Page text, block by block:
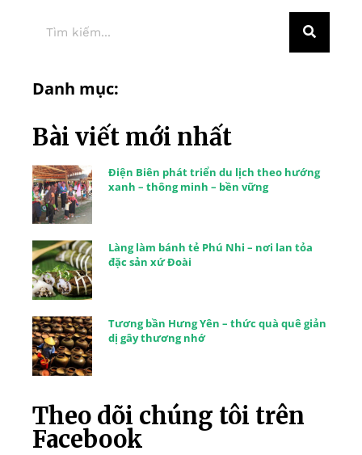
Danh mục:
Bài viết mới nhất
Điện Biên phát triển du lịch theo hướng
xanh – thông minh – bền vững
Làng làm bánh tẻ Phú Nhi – nơi lan tỏa
đặc sản xứ Đoài
Tương bần Hưng Yên – thức quà quê giản
dị gây thương nhớ
Theo dõi chúng tôi trên
Facebook